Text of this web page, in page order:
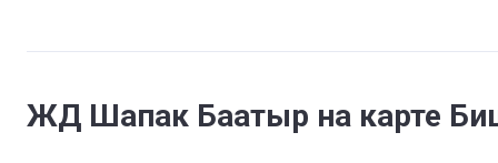
ЖД Шапак Баатыр на карте